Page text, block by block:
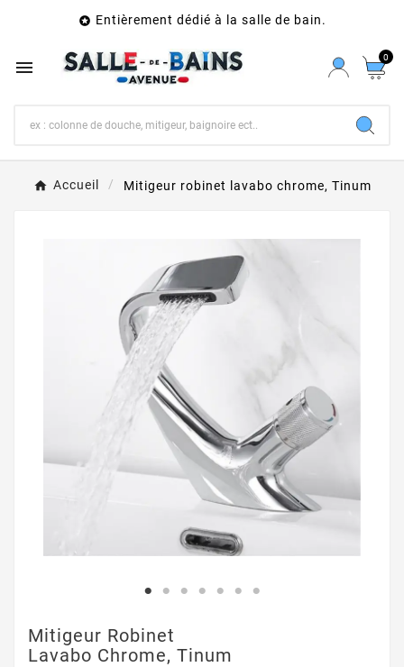
 Entièrement dédié à la salle de bain.
 0
Accueil Mitigeur robinet lavabo chrome, Tinum
Mitigeur Robinet
Lavabo Chrome, Tinum